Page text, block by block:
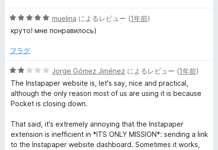
中
5
評
5
段
中
の
評
価
muelina によるレビュー (1年前)
круто! мне понравилось)
フラグ
5
段
階
中
の
評
価
Jorge Gómez Jiménez によるレビュー (1年前)
The Instapaper website is, let's say, nice and practical,
although the only reason most of us are using it is because
Pocket is closing down.
That said, it's extremely annoying that the Instapaper
extension is inefficient in *ITS ONLY MISSION*: sending a link
to the Instapaper website dashboard. Sometimes it works,